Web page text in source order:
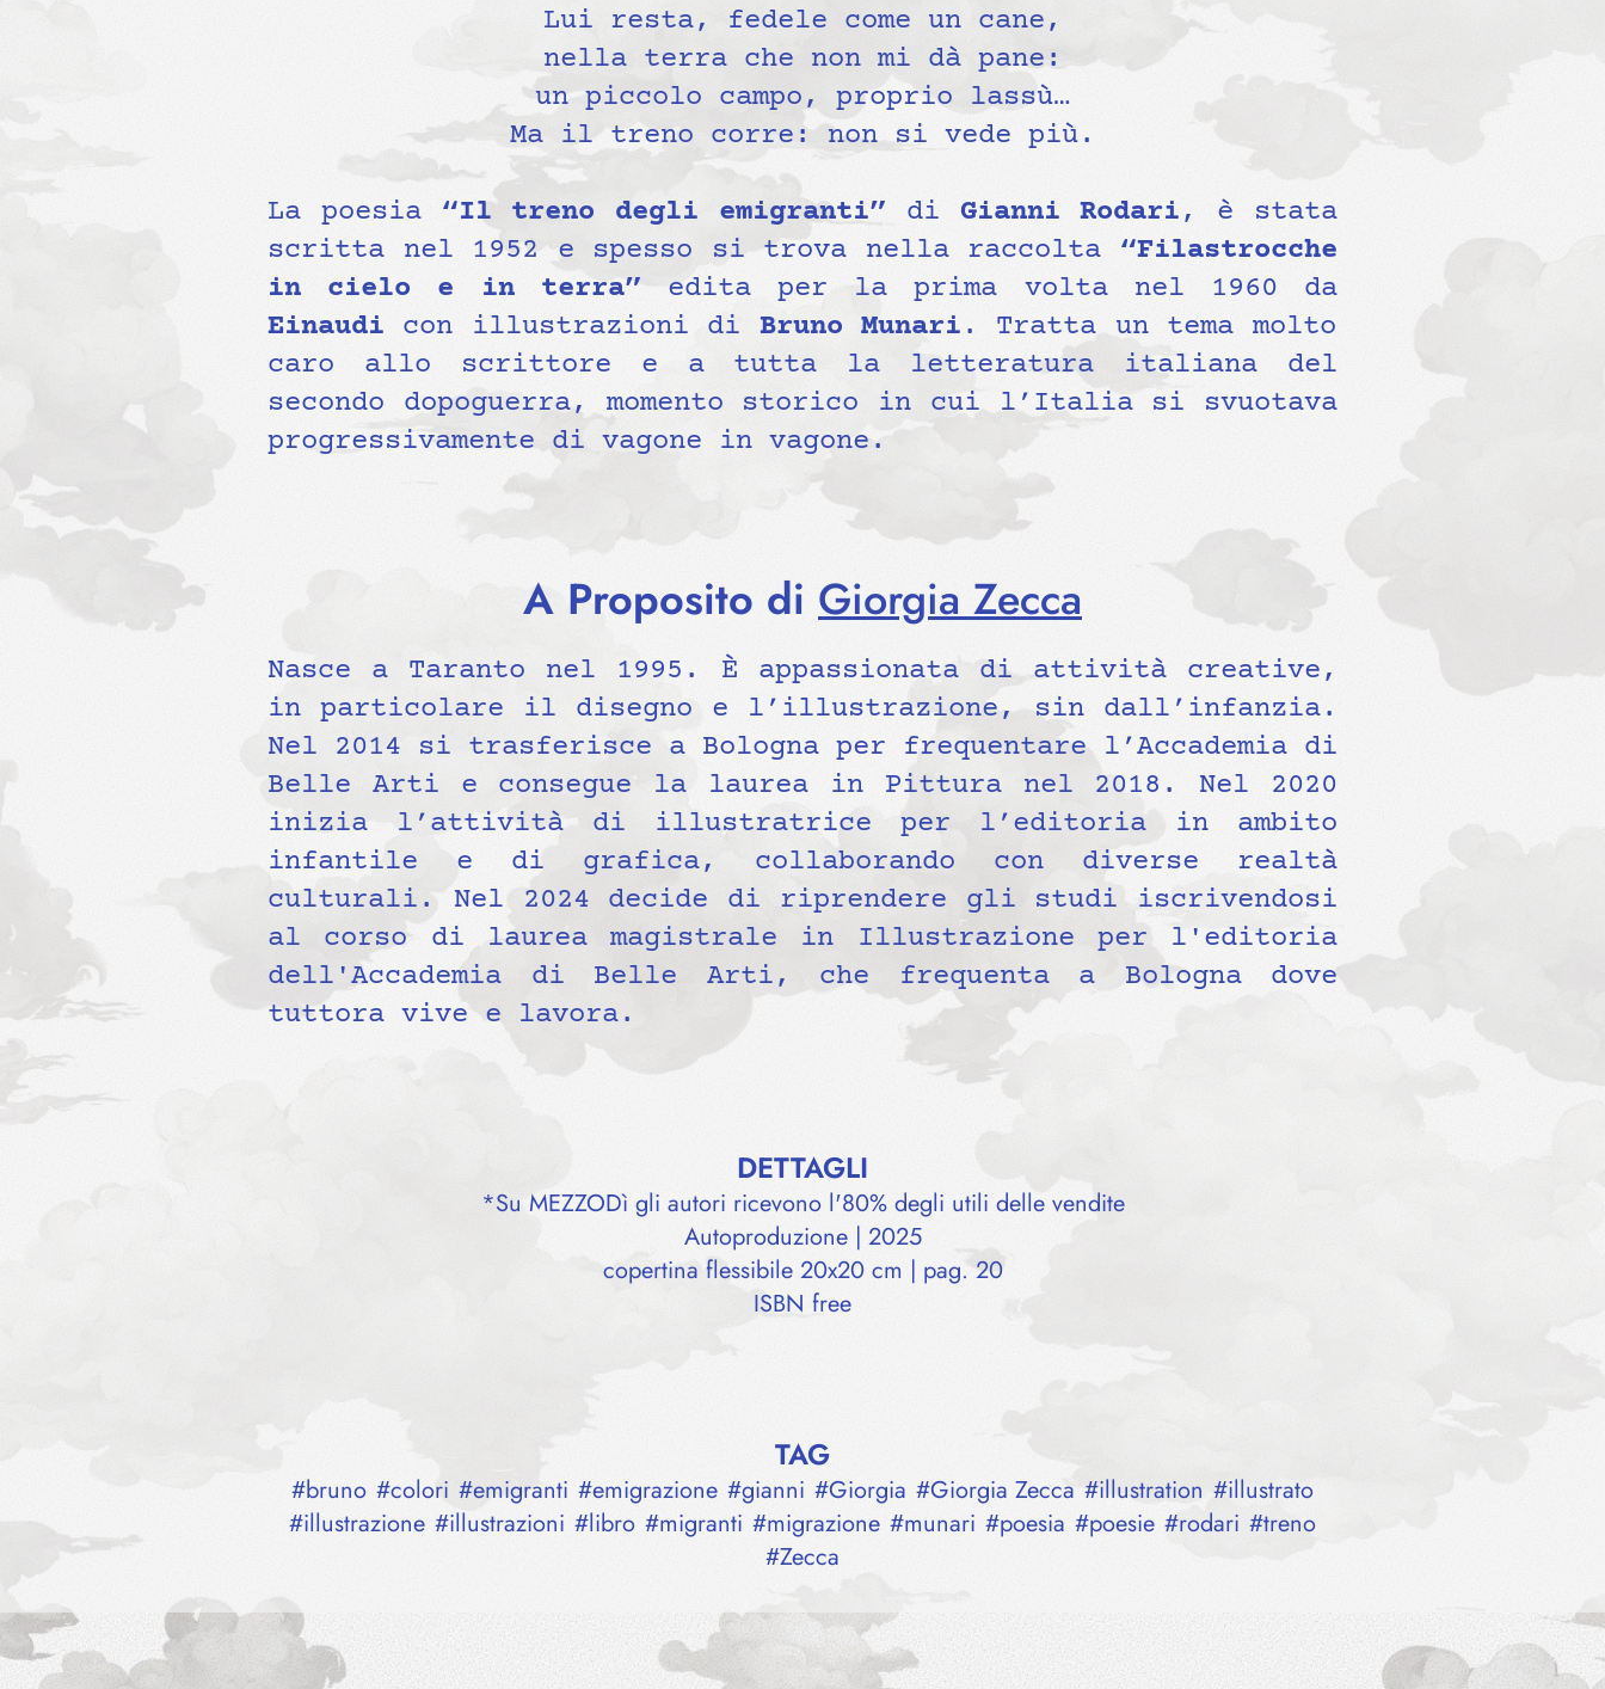
Lui resta, fedele come un cane,
nella terra che non mi dà pane:
un piccolo campo, proprio lassù…
Ma il treno corre: non si vede più.
La poesia “Il treno degli emigranti” di Gianni Rodari, è stata
scritta nel 1952 e spesso si trova nella raccolta “Filastrocche
in cielo e in terra” edita per la prima volta nel 1960 da
Einaudi con illustrazioni di Bruno Munari . Tratta un tema molto
caro allo scrittore e a tutta la letteratura italiana del
secondo dopoguerra, momento storico in cui l’Italia si svuotava
progressivamente di vagone in vagone.
A Proposito di Giorgia Zecca
Nasce a Taranto nel 1995. È appassionata di attività creative,
in particolare il disegno e l’illustrazione, sin dall’infanzia.
Nel 2014 si trasferisce a Bologna per frequentare l’Accademia di
Belle Arti e consegue la laurea in Pittura nel 2018. Nel 2020
inizia l’attività di illustratrice per l’editoria in ambito
infantile e di grafica, collaborando con diverse realtà
culturali. Nel 2024 decide di riprendere gli studi iscrivendosi
al corso di laurea magistrale in Illustrazione per l'editoria
dell'Accademia di Belle Arti, che frequenta a Bologna dove
tuttora vive e lavora.
DETTAGLI
*Su MEZZODì gli autori ricevono l'80% degli utili delle vendite
Autoproduzione | 2025
copertina flessibile 20x20 cm | pag. 20
ISBN free
TAG
#bruno #colori #emigranti #emigrazione #gianni #Giorgia #Giorgia Zecca #illustration #illustrato
#illustrazione #illustrazioni #libro #migranti #migrazione #munari #poesia #poesie #rodari #treno
#Zecca